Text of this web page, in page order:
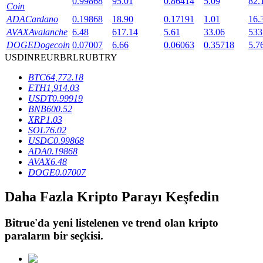
BTR Kilitleme
BTR sahiplerine özel yatırımlar
Krediler
Kripto destekli borçlanma hizmeti
Coin
ADACardano 0.19868 18.90 0.17191 1.01
AVAXAvalanche 6.48 617.14 5.61 33.06
DOGEDogecoin 0.07007 6.66 0.06063 0.35718
USDINREURBRLRUBTRY
BTC64,772.18
ETH1,914.03
USDT0.99919
BNB600.52
XRP1.03
SOL76.02
USDC0.99868
ADA0.19868
AVAX6.48
DOGE0.07007
Daha Fazla Kripto Parayı Keşfedin
Bitrue'da yeni listelenen ve trend olan kripto
paraların bir seçkisi.